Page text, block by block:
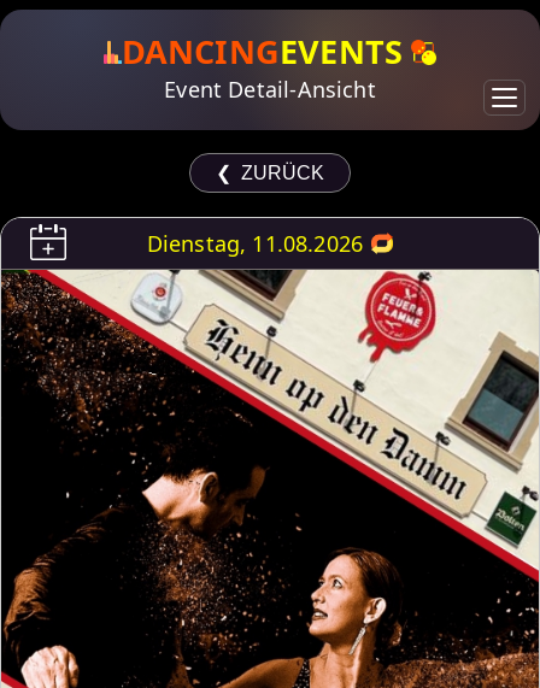
DANCINGEVENTS
Event Detail-Ansicht
❮ ZURÜCK
Dienstag, 11.08.2026